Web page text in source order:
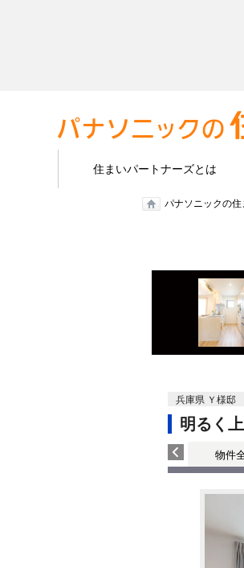
住まいパートナーズとは
パナソニックの
兵庫県 Ｙ様邸
明るく
物件